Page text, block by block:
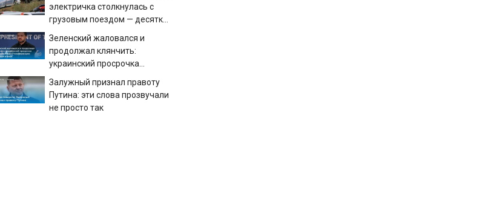
электричка столкнулась с
грузовым поездом — десятки
Зеленский жаловался и
продолжал клянчить:
украинский просрочка
конференцию в Сербии в
фарс
Залужный признал правоту
Путина: эти слова прозвучали
не просто так